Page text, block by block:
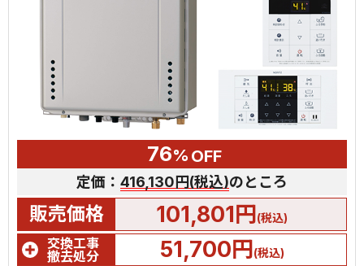
76% OFF
定価： 416,130円(税込)のところ
販売価格 101,801円(税込)
交換工事
撤去処分
51,700円(税込)